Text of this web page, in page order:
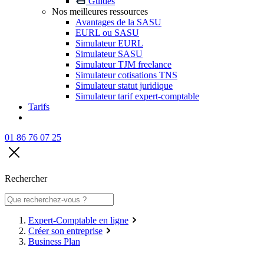
Nos meilleures ressources
Avantages de la SASU
EURL ou SASU
Simulateur EURL
Simulateur SASU
Simulateur TJM freelance
Simulateur cotisations TNS
Simulateur statut juridique
Simulateur tarif expert-comptable
Tarifs
01 86 76 07 25
Rechercher
Expert-Comptable en ligne
Créer son entreprise
Business Plan